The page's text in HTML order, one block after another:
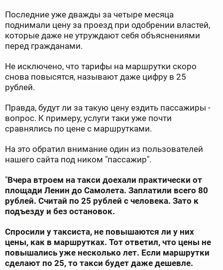
Последние уже дважды за четыре месяца
поднимали цену за проезд при одобрении властей,
которые даже не утруждают себя объяснениями
перед гражданами.
Не исключено, что тарифы на маршрутки скоро
снова повысятся, называют даже цифру в 25
рублей.
Правда, будут ли за такую цену ездить пассажиры -
вопрос. К примеру, услуги таки уже почти
сравнялись по цене с маршрутками.
На это обратил внимание один из пользователей
нашего сайта под ником "пассажир".
"Вчера втроем на такси доехали практически от
площади Ленин до Самолета. Заплатили всего 80
рублей. Считай по 25 рублей с человека. Зато к
подъезду и без остановок.
Спросили у таксиста, не повышаются ли у них
цены, как в маршрутках. Тот ответил, что цены не
повышались уже несколько лет. Если маршрутки
сделают по 25, то такси будет даже дешевле.